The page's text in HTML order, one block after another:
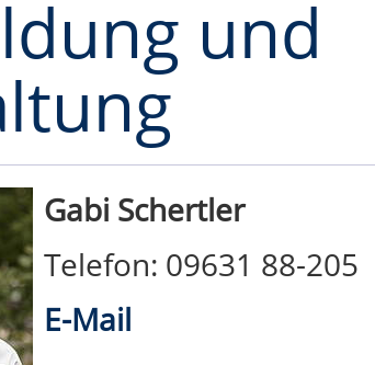
und
Gabi Schertler
Telefon: 09631 88-205
E-Mail